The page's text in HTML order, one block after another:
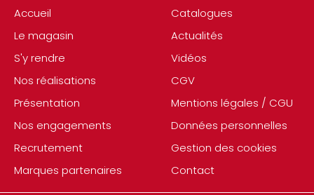
Accueil
Le magasin
S'y rendre
Nos réalisations
Présentation
Nos engagements
Recrutement
Marques partenaires
Catalogues
Actualités
Vidéos
CGV
Mentions légales / CGU
Données personnelles
Gestion des cookies
Contact